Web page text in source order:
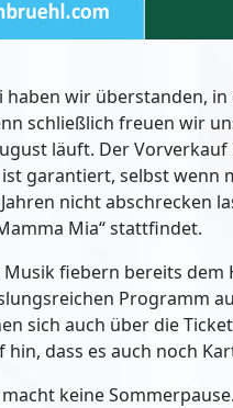
haben wir überstanden,
schließlich freuen wir
läuft. Der
garantiert, selbst wenn
nicht
Mia“ stattfindet.
fiebern bereits
Programm
sich auch über die
dass es auch noch
keine